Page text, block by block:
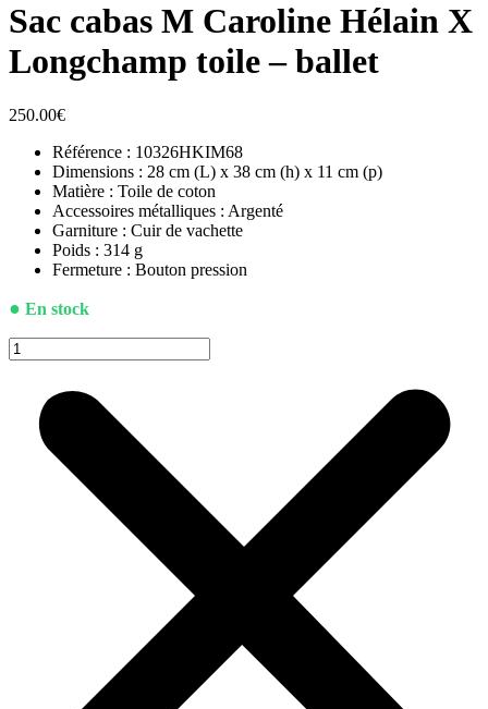
Sac cabas M Caroline Hélain X
Longchamp toile – ballet
250.00€
Référence : 10326HKIM68
Dimensions : 28 cm (L) x 38 cm (h) x 11 cm (p)
Matière : Toile de coton
Accessoires métalliques : Argenté
Garniture : Cuir de vachette
Poids : 314 g
Fermeture : Bouton pression
● En stock